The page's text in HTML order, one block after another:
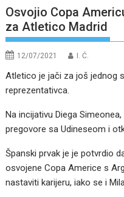
Osvojio Copa
za Atletico Madrid
12/07/2021 I. Ć.
Atletico je jači za još jednog
reprezentativca.
Na incijativu Diega
pregovore sa Udineseom i
Španski prvak je je potvrdio
osvojene Copa Americe s
nastaviti karijeru, iako se i